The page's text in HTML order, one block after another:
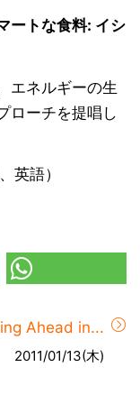
ートな食料: イシ
エネルギーの生
ローチを提唱し
英語）
Ahead in...
2011/01/13(木)